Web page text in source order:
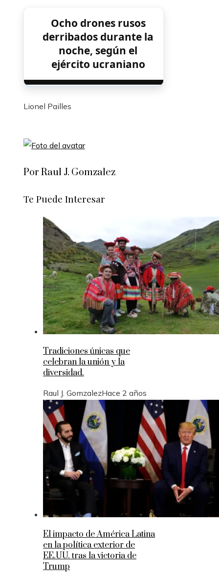
Ocho drones rusos
derribados durante la
noche, según el
ejército ucraniano
Lionel Pailles
Por Raul J. Gomzalez
Te Puede Interesar
Tradiciones únicas que
celebran la unión y la
diversidad.
Raul J. GomzalezHace 2 años
El impacto de América Latina
en la política exterior de
EE.UU. tras la victoria de
Trump